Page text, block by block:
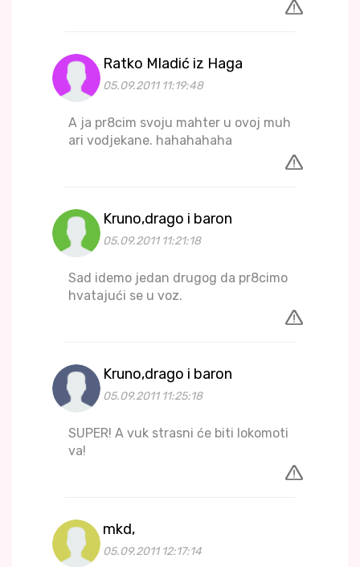
Ratko Mladić iz Haga
05.09.2011 11:19:48
A ja pr8cim svoju mahter u ovoj muh
ari vodjekane. hahahahaha
Kruno,drago i baron
05.09.2011 11:21:18
Sad idemo jedan drugog da pr8cimo
hvatajući se u voz.
Kruno,drago i baron
05.09.2011 11:25:18
SUPER! A vuk strasni će biti lokomoti
va!
mkd,
05.09.2011 12:17:14